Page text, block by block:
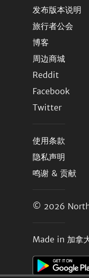
发布版本说明
旅行者公会
博客
周边商城
Reddit
Facebook
Twitter
使用条款
隐私声明
鸣谢 & 贡献
© 2026
Made in 加拿